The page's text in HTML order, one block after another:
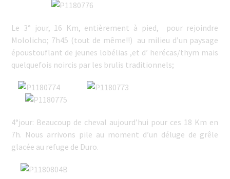
Le 3° jour, 16 Km, entièrement à pied, pour rejoindre
Mololicho; 7h45 (tout de même!!) au milieu d’un paysage
époustouflant de jeunes lobélias ,et d’ herécas/thym mais
quelquefois noircis par les brulis traditionnels;
4°jour: Beaucoup de cheval aujourd’hui pour ces 18 Km en
7h. Nous arrivons pile au moment d’un déluge de grêle
glacée au refuge de Duro.